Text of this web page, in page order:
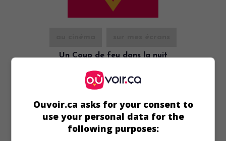
Un Coup de feu dans la nuit
Fr. 1943. Drame policier
Henri Rollan,Jean Debucourt
Ouvoir.ca asks for your consent to
use your personal data for the
following purposes: